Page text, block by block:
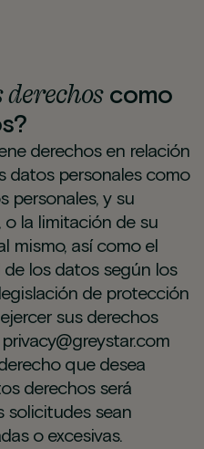
derechoscomo
derechos en relación
datos personales como
personales, y su
la limitación de su
mismo, así como el
los datos según los
de protección
sus derechos
que desea
derechos será
solicitudes sean
o excesivas.